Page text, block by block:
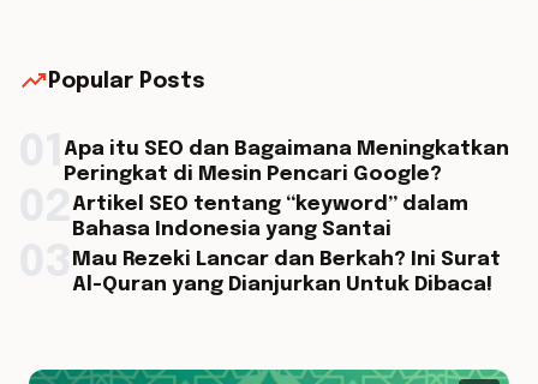
trending_up Popular Posts
Apa itu SEO dan Bagaimana Meningkatkan
Peringkat di Mesin Pencari Google?
Artikel SEO tentang “keyword” dalam
Bahasa Indonesia yang Santai
Mau Rezeki Lancar dan Berkah? Ini Surat
Al-Quran yang Dianjurkan Untuk Dibaca!